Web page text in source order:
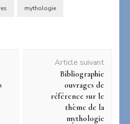
mythologie
Article suivant
Bibliographie
ouvrages de
référence sur le
thème de la
mythologie